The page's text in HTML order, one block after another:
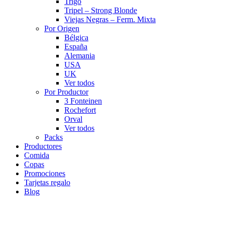
Tripel – Strong Blonde
Viejas Negras – Ferm. Mixta
Por Origen
Bélgica
España
Alemania
USA
UK
Ver todos
Por Productor
3 Fonteinen
Rochefort
Orval
Ver todos
Packs
Productores
Comida
Copas
Promociones
Tarjetas regalo
Blog